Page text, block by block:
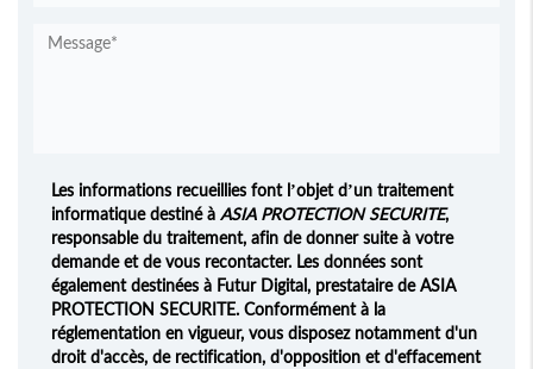
Les informations recueillies font l’objet d’un traitement
informatique destiné àASIA PROTECTION SECURITE,
responsable du traitement, afin de donner suite à votre
demande et de vous recontacter. Les données sont
également destinées à Futur Digital, prestataire de ASIA
PROTECTION SECURITE. Conformément à la
réglementation en vigueur, vous disposez notamment d'un
droit d'accès, de rectification, d'opposition et d'effacement